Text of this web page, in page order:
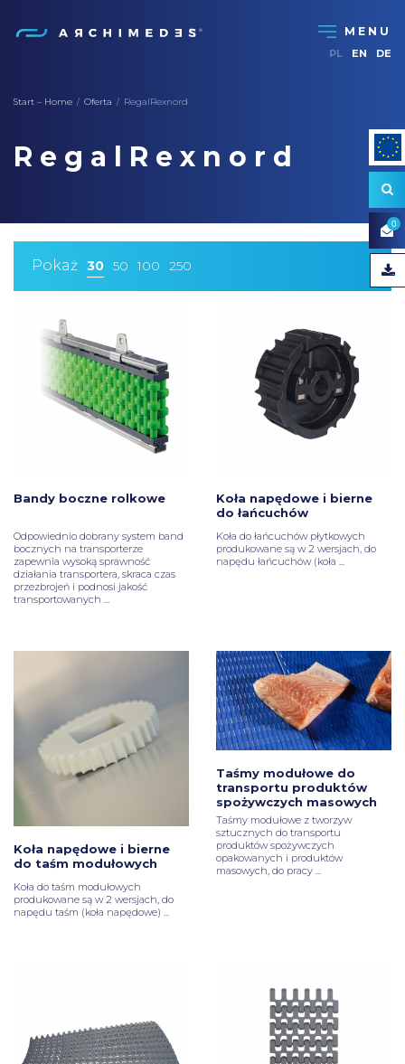
0
PL EN DE
Start – Home / Oferta / RegalRexnord
RegalRexnord
Pokaż 30 50 100 250
Bandy boczne rolkowe
Odpowiednio dobrany system band
bocznych na transporterze
zapewnia wysoką sprawność
działania transportera, skraca czas
przezbrojeń i podnosi jakość
transportowanych ...
Koła napędowe i bierne
do łańcuchów
Koła do łańcuchów płytkowych
produkowane są w 2 wersjach, do
napędu łańcuchów (koła ...
Koła napędowe i bierne
do taśm modułowych
Koła do taśm modułowych
produkowane są w 2 wersjach, do
napędu taśm (koła napędowe) ...
Taśmy modułowe do
transportu produktów
spożywczych masowych
Taśmy modułowe z tworzyw
sztucznych do transportu
produktów spożywczych
opakowanych i produktów
masowych, do pracy ...